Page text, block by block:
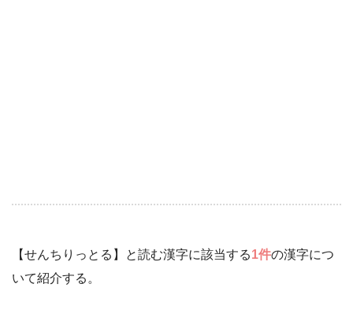
【せんちりっとる】と読む漢字に該当する1件の漢字につ
いて紹介する。